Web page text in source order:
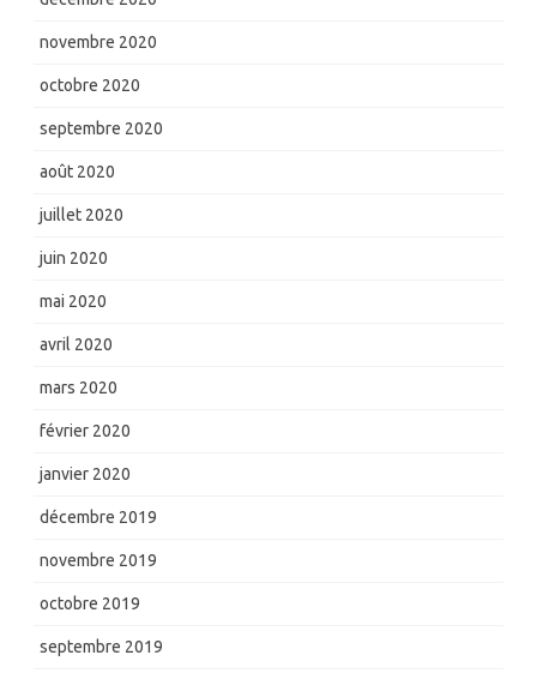
novembre 2020
octobre 2020
septembre 2020
août 2020
juillet 2020
juin 2020
mai 2020
avril 2020
mars 2020
février 2020
janvier 2020
décembre 2019
novembre 2019
octobre 2019
septembre 2019